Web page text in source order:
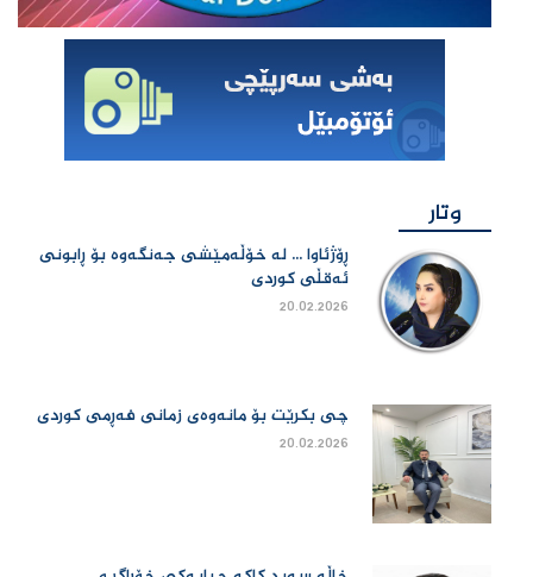
وتار
ڕۆژئاوا ... لە خۆڵەمێشی جەنگەوە بۆ ڕابونی
ئەقڵی کوردی
20.02.2026
چی بكرێت بۆ مانەوەی زمانی فەڕمی كوردی
20.02.2026